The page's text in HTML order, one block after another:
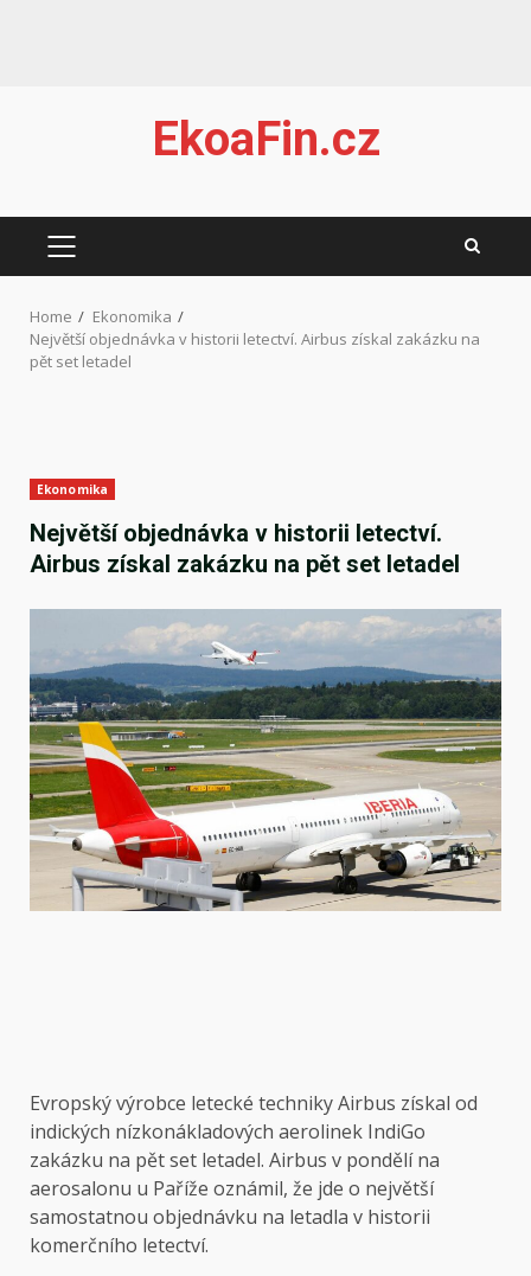
EkoaFin.cz
PRIMARY
Home
Ekonomika
Největší objednávka v historii letectví. Airbus získal zakázku na
pět set letadel
Ekonomika
Největší objednávka v historii letectví.
Airbus získal zakázku na pět set letadel
Evropský výrobce letecké techniky Airbus získal od
indických nízkonákladových aerolinek IndiGo
zakázku na pět set letadel. Airbus v pondělí na
aerosalonu u Paříže oznámil, že jde o největší
samostatnou objednávku na letadla v historii
komerčního letectví.